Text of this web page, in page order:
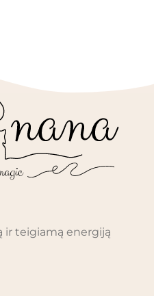
ir teigiamą energiją